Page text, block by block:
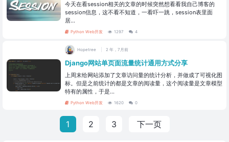
今天在看session相关的文章的时候突然想看看我自己博客的
session信息，这不看不知道，一看吓一跳，session表里面
居...
Python Web开发 1297 4
Hopetree 2 年，7月前
Django网站单页面流量统计通用方式分享
上周末给网站添加了文章访问量的统计分析，并做成了可视化图
标。但是之前统计的都是文章的阅读量，这个阅读量是文章模型
特有的属性，于是...
Python Web开发 1620 0
1 2 3 下一页